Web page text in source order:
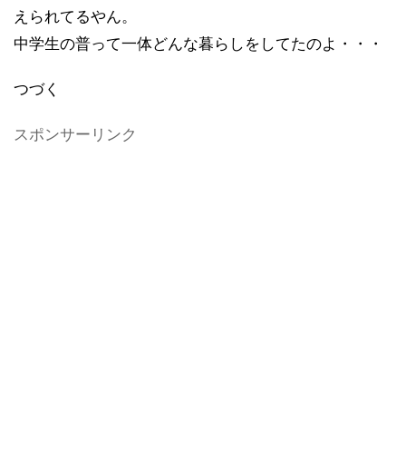
えられてるやん。
中学生の普って一体どんな暮らしをしてたのよ・・・
つづく
スポンサーリンク